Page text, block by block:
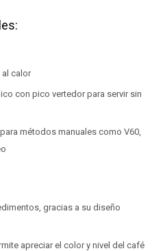
calor
con pico vertedor para servir sin
métodos manuales como V60,
gracias a su diseño
apreciar el color y nivel del café